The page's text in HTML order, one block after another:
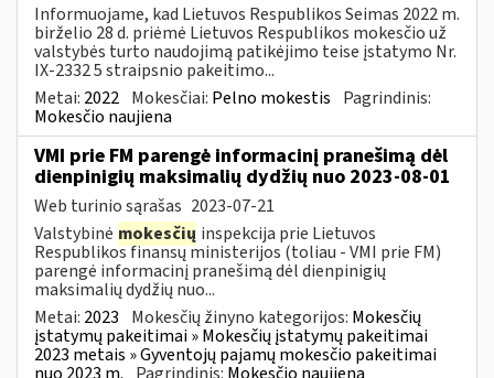
Informuojame, kad Lietuvos Respublikos Seimas 2022 m.
birželio 28 d. priėmė Lietuvos Respublikos mokesčio už
valstybės turto naudojimą patikėjimo teise įstatymo Nr.
IX-2332 5 straipsnio pakeitimo...
Metai: 2022 Mokesčiai: Pelno mokestis Pagrindinis:
Mokesčio naujiena
VMI prie FM parengė informacinį pranešimą dėl
dienpinigių maksimalių dydžių nuo 2023-08-01
Web turinio sąrašas 2023-07-21
Valstybinė mokesčių inspekcija prie Lietuvos
Respublikos finansų ministerijos (toliau - VMI prie FM)
parengė informacinį pranešimą dėl dienpinigių
maksimalių dydžių nuo...
Metai: 2023 Mokesčių žinyno kategorijos: Mokesčių
įstatymų pakeitimai » Mokesčių įstatymų pakeitimai
2023 metais » Gyventojų pajamų mokesčio pakeitimai
nuo 2023 m. Pagrindinis: Mokesčio naujiena